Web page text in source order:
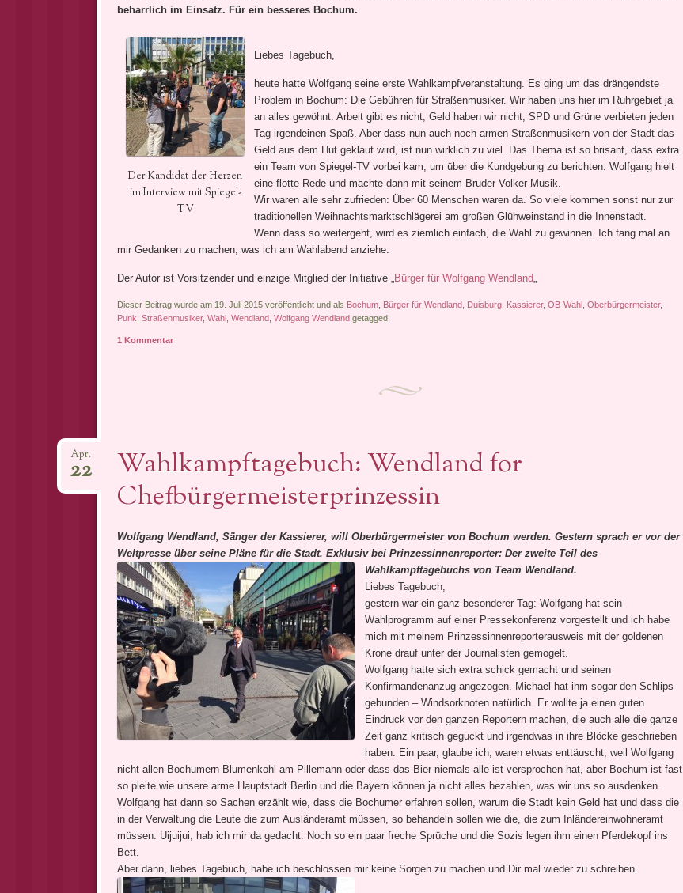
beharrlich im Einsatz. Für ein besseres Bochum.
Der Kandidat der Herzen
im Interview mit Spiegel-
TV
Liebes Tagebuch,
heute hatte Wolfgang seine erste Wahlkampfveranstaltung. Es ging um das drängendste
Problem in Bochum: Die Gebühren für Straßenmusiker. Wir haben uns hier im Ruhrgebiet ja
an alles gewöhnt: Arbeit gibt es nicht, Geld haben wir nicht, SPD und Grüne verbieten jeden
Tag irgendeinen Spaß. Aber dass nun auch noch armen Straßenmusikern von der Stadt das
Geld aus dem Hut geklaut wird, ist nun wirklich zu viel. Das Thema ist so brisant, dass extra
ein Team von Spiegel-TV vorbei kam, um über die Kundgebung zu berichten. Wolfgang hielt
eine flotte Rede und machte dann mit seinem Bruder Volker Musik.
Wir waren alle sehr zufrieden: Über 60 Menschen waren da. So viele kommen sonst nur zur
traditionellen Weihnachtsmarktschlägerei am großen Glühweinstand in die Innenstadt.
Wenn dass so weitergeht, wird es ziemlich einfach, die Wahl zu gewinnen. Ich fang mal an
mir Gedanken zu machen, was ich am Wahlabend anziehe.
Der Autor ist Vorsitzender und einzige Mitglied der Initiative „ Bürger für Wolfgang Wendland„
Dieser Beitrag wurde am 19. Juli 2015 veröffentlicht und als Bochum, Bürger für Wendland, Duisburg, Kassierer, OB-Wahl, Oberbürgermeister,
Punk Straßenmusiker, Wahl, Wendland, Wolfgang Wendlandgetagged.
1 Kommentar
Wahlkampftagebuch: Wendland for
Chefbürgermeisterprinzessin
Apr.
22
Wolfgang Wendland, Sänger der Kassierer, will Oberbürgermeister von Bochum werden. Gestern sprach er vor der
Weltpresse über seine Pläne für die Stadt. Exklusiv bei Prinzessinnenreporter: Der zweite Teil des
Wahlkampftagebuchs von Team Wendland.
Liebes Tagebuch,
gestern war ein ganz besonderer Tag: Wolfgang hat sein
Wahlprogramm auf einer Pressekonferenz vorgestellt und ich habe
mich mit meinem Prinzessinnenreporterausweis mit der goldenen
Krone drauf unter der Journalisten gemogelt.
Wolfgang hatte sich extra schick gemacht und seinen
Konfirmandenanzug angezogen. Michael hat ihm sogar den Schlips
gebunden – Windsorknoten natürlich. Er wollte ja einen guten
Eindruck vor den ganzen Reportern machen, die auch alle die ganze
Zeit ganz kritisch geguckt und irgendwas in ihre Blöcke geschrieben
haben. Ein paar, glaube ich, waren etwas enttäuscht, weil Wolfgang
nicht allen Bochumern Blumenkohl am Pillemann oder dass das Bier niemals alle ist versprochen hat, aber Bochum ist fast
so pleite wie unsere arme Hauptstadt Berlin und die Bayern können ja nicht alles bezahlen, was wir uns so ausdenken.
Wolfgang hat dann so Sachen erzählt wie, dass die Bochumer erfahren sollen, warum die Stadt kein Geld hat und dass die
in der Verwaltung die Leute die zum Ausländeramt müssen, so behandeln sollen wie die, die zum Inländereinwohneramt
müssen. Uijuijui, hab ich mir da gedacht. Noch so ein paar freche Sprüche und die Sozis legen ihm einen Pferdekopf ins
Bett.
Aber dann, liebes Tagebuch, habe ich beschlossen mir keine Sorgen zu machen und Dir mal wieder zu schreiben.